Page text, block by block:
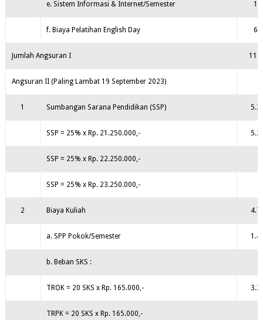
e. Sistem Informasi & Internet/Semester
f. Biaya Pelatihan English Day
Jumlah Angsuran I
Angsuran II (Paling Lambat 19 September 2023)
1 Sumbangan Sarana Pendidikan (SSP)
SSP = 25% x Rp. 21.250.000,-
SSP = 25% x Rp. 22.250.000,-
SSP = 25% x Rp. 23.250.000,-
2 Biaya Kuliah
a. SPP Pokok/Semester
b. Beban SKS :
TROK = 20 SKS x Rp. 165.000,-
TRPK = 20 SKS x Rp. 165.000,-